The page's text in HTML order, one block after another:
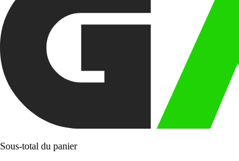
Sous-total du panier